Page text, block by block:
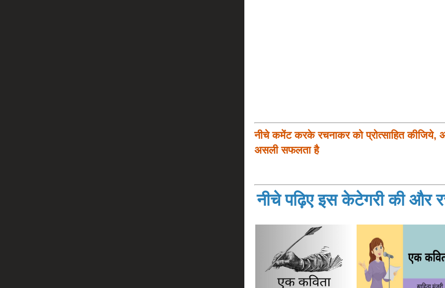
नीचे कमेंट करके रचनाकर को प्रोत्साहित कीजिये,
असली सफलता है
नीचे पढ़िए इस केटेगरी की और